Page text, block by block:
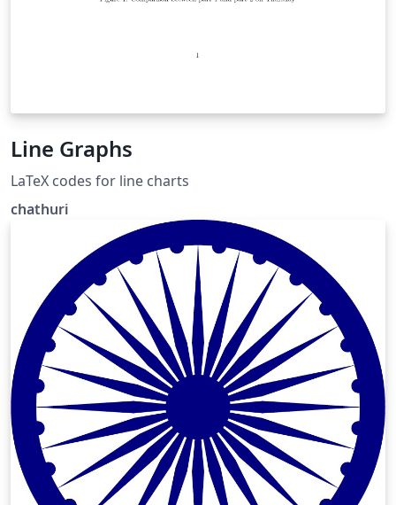
Line Graphs
LaTeX codes for line charts
chathuri